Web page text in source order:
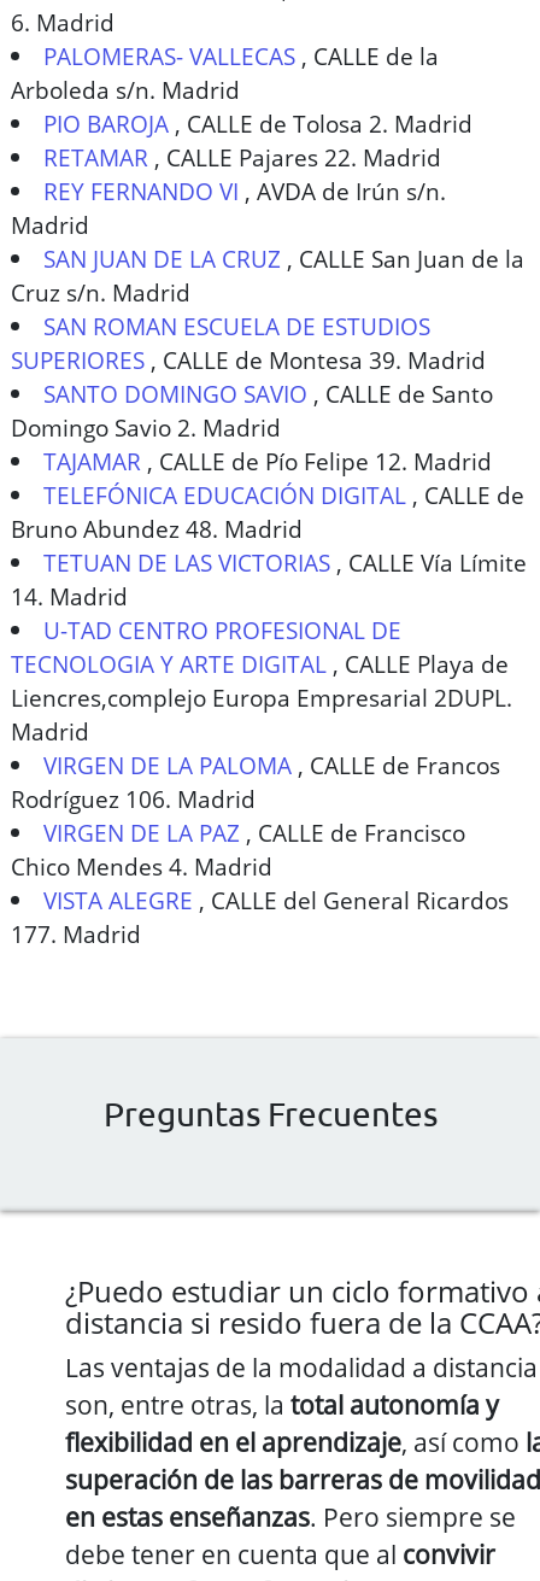
6. Madrid
PALOMERAS- VALLECAS , CALLE de la
Arboleda s/n. Madrid
PIO BAROJA , CALLE de Tolosa 2. Madrid
RETAMAR , CALLE Pajares 22. Madrid
REY FERNANDO VI ,AVDA de Irún s/n.
Madrid
SAN JUAN DE LA CRUZ , CALLE San Juan de la
Cruz s/n. Madrid
SAN ROMAN ESCUELA DE ESTUDIOS
SUPERIORES , CALLE de Montesa 39. Madrid
SANTO DOMINGO SAVIO , CALLE de Santo
Domingo Savio 2. Madrid
TAJAMAR , CALLE de Pío Felipe 12. Madrid
TELEFÓNICA EDUCACIÓN DIGITAL , CALLE de
Bruno Abundez 48. Madrid
TETUAN DE LAS VICTORIAS , CALLE Vía Límite
14. Madrid
U-TAD CENTRO PROFESIONAL DE
TECNOLOGIA Y ARTE DIGITAL , CALLE Playa de
Liencres,complejo Europa Empresarial 2DUPL.
Madrid
VIRGEN DE LA PALOMA , CALLE de Francos
Rodríguez 106. Madrid
VIRGEN DE LA PAZ , CALLE de Francisco
Chico Mendes 4. Madrid
VISTA ALEGRE , CALLE del General Ricardos
177. Madrid
Preguntas Frecuentes
¿Puedo estudiar un ciclo formativo
distancia si resido fuera de la
Las ventajas de la modalidad a distancia
son, entre otras, la total autonomía y
flexibilidad en el aprendizaje, así como
superación de las barreras de movilidad
en estas enseñanzas. Pero siempre se
debe tener en cuenta que al convivir